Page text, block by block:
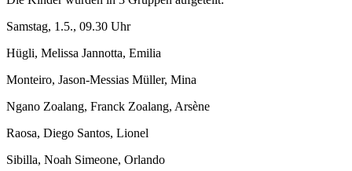
Samstag, 1.5., 09.30 Uhr
Hügli, Melissa Jannotta, Emilia
Monteiro, Jason-Messias Müller, Mina
Ngano Zoalang, Franck Zoalang, Arsène
Raosa, Diego Santos, Lionel
Sibilla, Noah Simeone, Orlando